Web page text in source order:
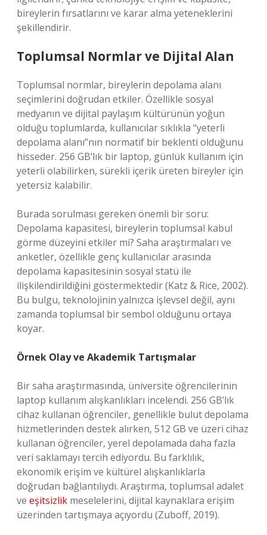
bireylerin fırsatlarını ve karar alma yeteneklerini
şekillendirir.
Toplumsal Normlar ve Dijital Alan
Toplumsal normlar, bireylerin depolama alanı
seçimlerini doğrudan etkiler. Özellikle sosyal
medyanın ve dijital paylaşım kültürünün yoğun
olduğu toplumlarda, kullanıcılar sıklıkla “yeterli
depolama alanı”nın normatif bir beklenti olduğunu
hisseder. 256 GB’lık bir laptop, günlük kullanım için
yeterli olabilirken, sürekli içerik üreten bireyler için
yetersiz kalabilir.
Burada sorulması gereken önemli bir soru:
Depolama kapasitesi, bireylerin toplumsal kabul
görme düzeyini etkiler mi? Saha araştırmaları ve
anketler, özellikle genç kullanıcılar arasında
depolama kapasitesinin sosyal statü ile
ilişkilendirildiğini göstermektedir (Katz & Rice, 2002).
Bu bulgu, teknolojinin yalnızca işlevsel değil, aynı
zamanda toplumsal bir sembol olduğunu ortaya
koyar.
Örnek Olay ve Akademik Tartışmalar
Bir saha araştırmasında, üniversite öğrencilerinin
laptop kullanım alışkanlıkları incelendi. 256 GB’lık
cihaz kullanan öğrenciler, genellikle bulut depolama
hizmetlerinden destek alırken, 512 GB ve üzeri cihaz
kullanan öğrenciler, yerel depolamada daha fazla
veri saklamayı tercih ediyordu. Bu farklılık,
ekonomik erişim ve kültürel alışkanlıklarla
doğrudan bağlantılıydı. Araştırma, toplumsal adalet
ve eşitsizlik meselelerini, dijital kaynaklara erişim
üzerinden tartışmaya açıyordu (Zuboff, 2019).